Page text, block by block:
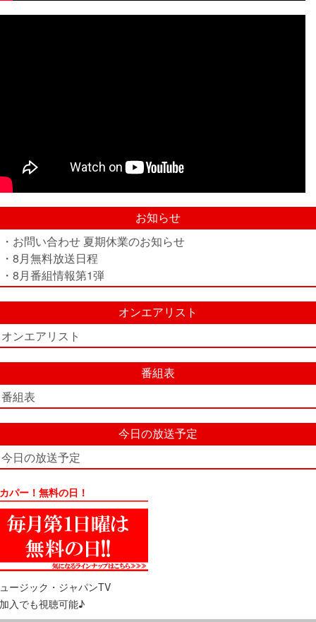
お知らせ
・お問い合わせ 夏期休業のお知らせ
・8月無料放送日程
・8月番組情報第1弾
オンエアリスト
オンエアリスト
番組表
番組表
今日の放送予定
今日の放送予定
パー！無料の日！
ージック・ジャパンTV
入でも視聴可能♪